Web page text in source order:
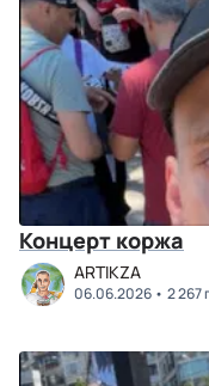
Концерт коржа
ARTIKZA
06.06.2026 2 267